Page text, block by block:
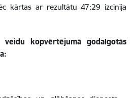
kārtas ar rezultātu 47:29 izcīnīja
kopvērtējumā godalgotās